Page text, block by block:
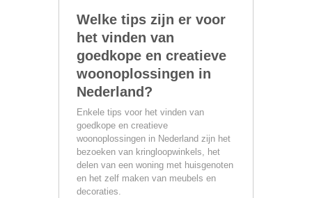
Welke tips zijn er voor
het vinden van
goedkope en creatieve
woonoplossingen in
Nederland?
Enkele tips voor het vinden van
goedkope en creatieve
woonoplossingen in Nederland zijn het
bezoeken van kringloopwinkels, het
delen van een woning met huisgenoten
en het zelf maken van meubels en
decoraties.